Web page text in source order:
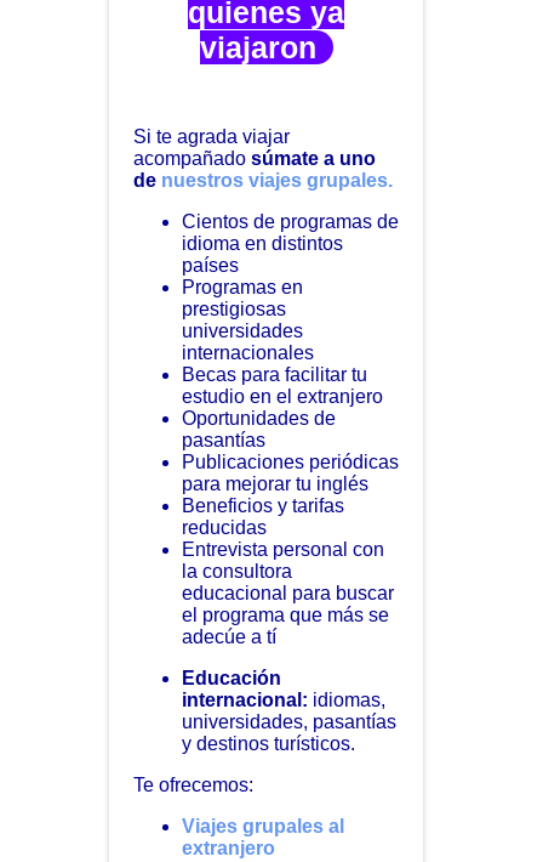
quienes ya
viajaron
Si te agrada viajar
acompañado súmate a uno
de nuestros viajes grupales.
Cientos de programas de
idioma en distintos
países
Programas en
prestigiosas
universidades
internacionales
Becas para facilitar tu
estudio en el extranjero
Oportunidades de
pasantías
Publicaciones periódicas
para mejorar tu inglés
Beneficios y tarifas
reducidas
Entrevista personal con
la consultora
educacional para buscar
el programa que más se
adecúe a tí
Educación
internacional: idiomas,
universidades, pasantías
y destinos turísticos.
Te ofrecemos:
Viajes grupales al
extranjero